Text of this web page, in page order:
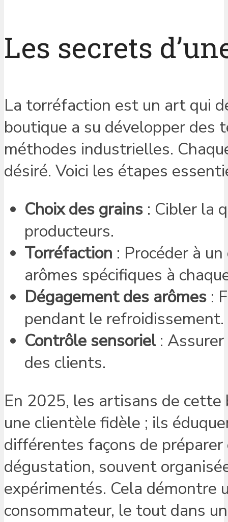
Les secrets
La torréfaction est un art qui
boutique a su développer des
méthodes industrielles.
désiré. Voici les étapes
Choix des grains : Cibler la
producteurs.
Torréfaction : Procéder à
arômes spécifiques à
Dégagement des arômes :
pendant le refroidissement.
Contrôle sensoriel: Assurer
des clients.
En 2025, les artisans de
une clientèle fidèle ; ils
différentes façons de
dégustation, souvent
expérimentés. Cela démontre
consommateur, le tout dans